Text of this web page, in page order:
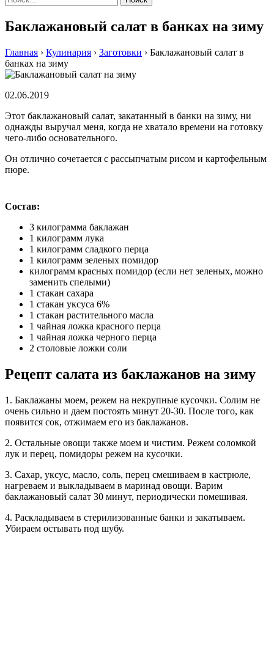
Баклажановый салат в банках на зиму
Главная › Кулинария › Заготовки › Баклажановый салат в
банках на зиму
02.06.2019
Этот баклажановый салат, закатанный в банки на зиму, ни
однажды выручал меня, когда не хватало времени на готовку
чего-либо основательного.
Он отлично сочетается с рассыпчатым рисом и картофельным
пюре.
Состав:
3 килограмма баклажан
1 килограмм лука
1 килограмм сладкого перца
1 килограмм зеленых помидор
килограмм красных помидор (если нет зеленых, можно
заменить спелыми)
1 стакан сахара
1 стакан уксуса 6%
1 стакан растительного масла
1 чайная ложка красного перца
1 чайная ложка черного перца
2 столовые ложки соли
Рецепт салата из баклажанов на зиму
1. Баклажаны моем, режем на некрупные кусочки. Солим не
очень сильно и даем постоять минут 20-30. После того, как
появится сок, отжимаем его из баклажанов.
2. Остальные овощи также моем и чистим. Режем соломкой
лук и перец, помидоры режем на кусочки.
3. Сахар, уксус, масло, соль, перец смешиваем в кастрюле,
нагреваем и выкладываем в маринад овощи. Варим
баклажановый салат 30 минут, периодически помешивая.
4. Раскладываем в стерилизованные банки и закатываем.
Убираем остывать под шубу.